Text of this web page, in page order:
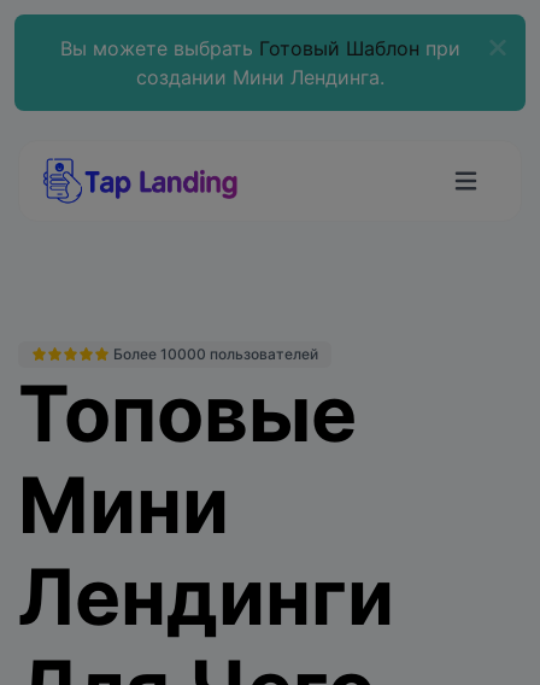
Вы можете выбрать Готовый Шаблон при
создании Мини Лендинга.
Более 10000 пользователей
Топовые
Мини
Лендинги